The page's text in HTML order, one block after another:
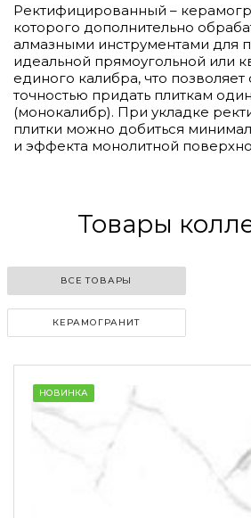
Ректифицированный –
которого дополнительно
алмазными инструментами для
идеальной прямоугольной или
единого калибра, что
точностью придать плиткам
(монокалибр). При укладке
плитки можно добиться
и эффекта монолитной
Товары
ВСЕ ТОВАРЫ
КЕРАМОГРАНИТ
НОВИНКА